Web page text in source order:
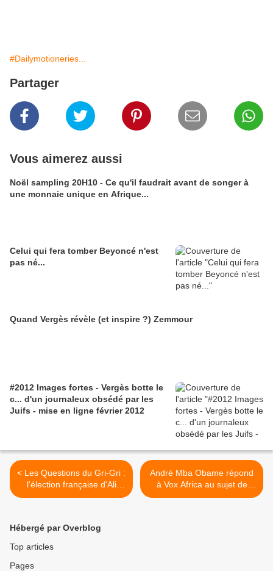
#Dailymotioneries...
Partager
Vous aimerez aussi
Noël sampling 20H10 - Ce qu'il faudrait avant de songer à
une monnaie unique en Afrique...
Celui qui fera tomber Beyoncé n'est
pas né...
Quand Vergès révèle (et inspire ?) Zemmour
#2012 Images fortes - Vergès botte le
c... d'un journaleux obsédé par les
Juifs - mise en ligne février 2012
< Les Questions du Gri-Gri :
l'élection française d'Ali
Bongo au Gabon
André Mba Obame répond
à Vox Africa au sujet de
l'élection d'Ali Bongo (le
Hébergé par Overblog
Top articles
Pages